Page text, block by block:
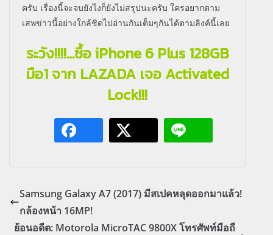
ครับ เรื่องนี้จะจบยังไงก็ยังไม่สรุปนะครับ ใครอยากตาม
เสพข่าวนี้อย่างใกล้ชิดไปอ่านกันเต็มๆกันได้ตามลิงค์นี้เลย
ระวัง!!!!…ซื้อ iPhone 6 Plus 128GB
มือ1 จาก LAZADA เจอ Activated
Lock!!!
Samsung Galaxy A7 (2017) มีสเปคหลุดออกมาแล้ว!
กล้องหน้า 16MP!
ย้อนอดีต: Motorola MicroTAC 9800X โทรศัพท์มือถื